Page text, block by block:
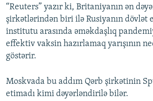
“Reuters” yazır ki, Britaniyanın ən
şirkətlərindən biri ilə Rusiyanın dövlət
institutu arasında əməkdaşlıq
effektiv vaksin hazırlamaq yarışının
göstərir.
Moskvada bu addım Qərb şirkətinin
etimadı kimi dəyərləndirilə bilər.